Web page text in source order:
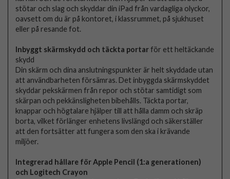
stötar och slag och skyddar din iPad från vardagliga olyckor,
oavsett om du är på kontoret, i klassrummet, på sjukhuset
eller på resande fot.
Inbyggt skärmskydd och täckta portarför ett heltäckande
skydd
Din skärm och dina anslutningspunkter är helt skyddade utan
att användbarheten försämras. Det inbyggda skärmskyddet
skyddar pekskärmen från repor och stötar samtidigt som
skärpan och pekkänsligheten bibehålls. Täckta portar,
knappar och högtalare hjälper till att hålla damm och skräp
borta, vilket förlänger enhetens livslängd och säkerställer
att den fortsätter att fungera som den ska i krävande
miljöer.
Integrerad hållare för Apple Pencil (1:a generationen)
och Logitech Crayon